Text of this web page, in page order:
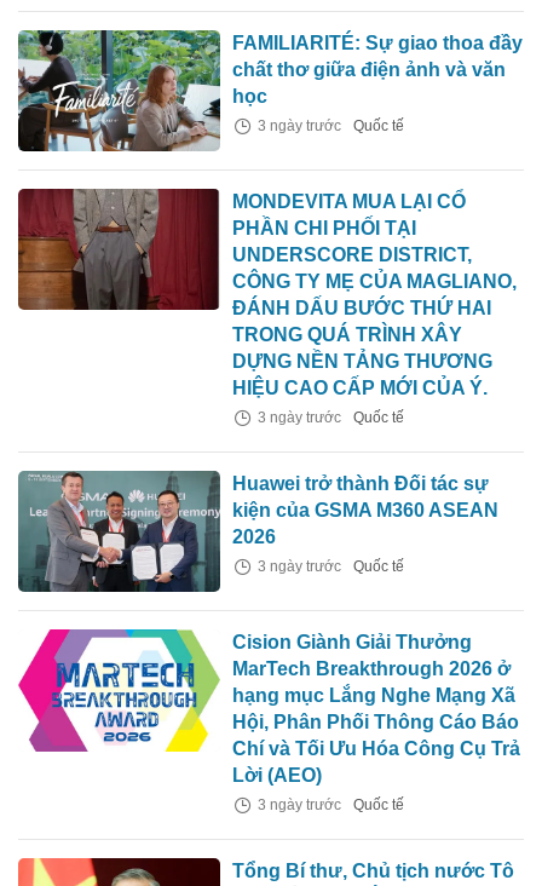
FAMILIARITÉ: Sự giao thoa đầy
chất thơ giữa điện ảnh và văn
học
3 ngày trước Quốc tế
MONDEVITA MUA LẠI CỔ
PHẦN CHI PHỐI TẠI
UNDERSCORE DISTRICT,
CÔNG TY MẸ CỦA MAGLIANO,
ĐÁNH DẤU BƯỚC THỨ HAI
TRONG QUÁ TRÌNH XÂY
DỰNG NỀN TẢNG THƯƠNG
HIỆU CAO CẤP MỚI CỦA Ý.
3 ngày trước Quốc tế
Huawei trở thành Đối tác sự
kiện của GSMA M360 ASEAN
2026
3 ngày trước Quốc tế
Cision Giành Giải Thưởng
MarTech Breakthrough 2026 ở
hạng mục Lắng Nghe Mạng Xã
Hội, Phân Phối Thông Cáo Báo
Chí và Tối Ưu Hóa Công Cụ Trả
Lời (AEO)
3 ngày trước Quốc tế
Tổng Bí thư, Chủ tịch nước Tô